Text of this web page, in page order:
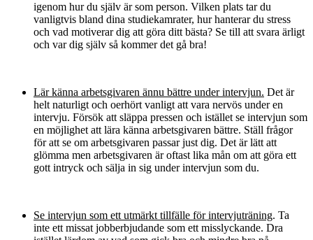
igenom hur du själv är som person. Vilken plats tar du
vanligtvis bland dina studiekamrater, hur hanterar du stress
och vad motiverar dig att göra ditt bästa? Se till att svara ärligt
och var dig själv så kommer det gå bra!
Lär känna arbetsgivaren ännu bättre under intervjun. Det är
helt naturligt och oerhört vanligt att vara nervös under en
intervju. Försök att släppa pressen och istället se intervjun som
en möjlighet att lära känna arbetsgivaren bättre. Ställ frågor
för att se om arbetsgivaren passar just dig. Det är lätt att
glömma men arbetsgivaren är oftast lika mån om att göra ett
gott intryck och sälja in sig under intervjun som du.
Se intervjun som ett utmärkt tillfälle för intervjuträning. Ta
inte ett missat jobberbjudande som ett misslyckande. Dra